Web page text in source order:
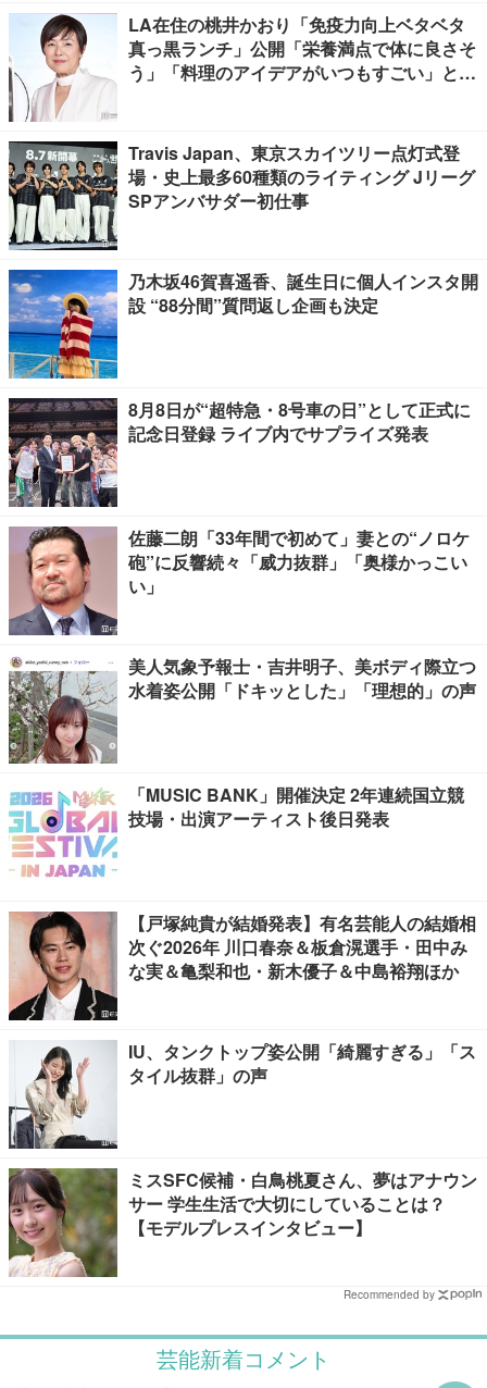
LA在住の桃井かおり「免疫力向上ベタベタ
真っ黒ランチ」公開「栄養満点で体に良さそ
う」「料理のアイデアがいつもすごい」と反
Travis Japan、東京スカイツリー点灯式登
場・史上最多60種類のライティング Jリーグ
SPアンバサダー初仕事
乃木坂46賀喜遥香、誕生日に個人インスタ開
設 “88分間”質問返し企画も決定
8月8日が“超特急・8号車の日”として正式に
記念日登録 ライブ内でサプライズ発表
佐藤二朗「33年間で初めて」妻との“ノロケ
砲”に反響続々「威力抜群」「奥様かっこい
い」
美人気象予報士・吉井明子、美ボディ際立つ
水着姿公開「ドキッとした」「理想的」の声
「MUSIC BANK」開催決定 2年連続国立競
技場・出演アーティスト後日発表
【戸塚純貴が結婚発表】有名芸能人の結婚相
次ぐ2026年 川口春奈＆板倉滉選手・田中み
な実＆亀梨和也・新木優子＆中島裕翔ほか
IU、タンクトップ姿公開「綺麗すぎる」「ス
タイル抜群」の声
ミスSFC候補・白鳥桃夏さん、夢はアナウン
サー 学生生活で大切にしていることは？
【モデルプレスインタビュー】
Recommended by